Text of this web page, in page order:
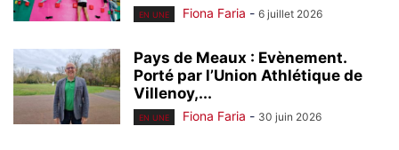
EN UNE Fiona Faria - 6 juillet 2026
Pays de Meaux : Evènement.
Porté par l’Union Athlétique de
Villenoy,...
EN UNE Fiona Faria - 30 juin 2026